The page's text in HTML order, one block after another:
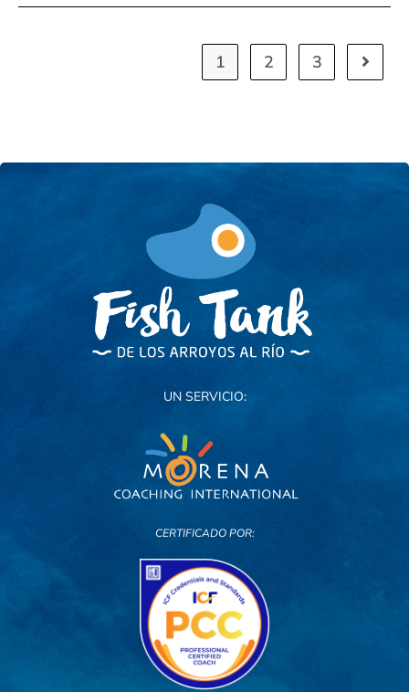
1 2 3
UN SERVICIO:
CERTIFICADO POR: